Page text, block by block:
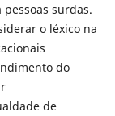
surdas.
o léxico na
do
de